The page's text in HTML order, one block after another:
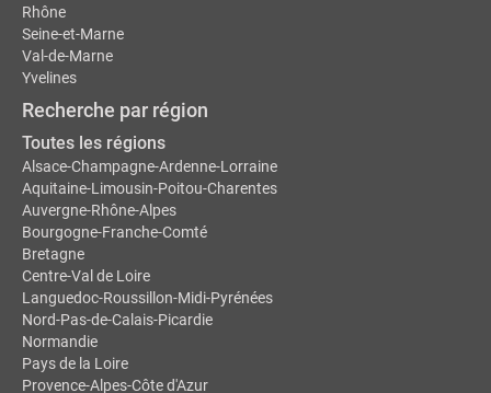
Rhône
Seine-et-Marne
Val-de-Marne
Yvelines
Recherche par région
Toutes les régions
Alsace-Champagne-Ardenne-Lorraine
Aquitaine-Limousin-Poitou-Charentes
Auvergne-Rhône-Alpes
Bourgogne-Franche-Comté
Bretagne
Centre-Val de Loire
Languedoc-Roussillon-Midi-Pyrénées
Nord-Pas-de-Calais-Picardie
Normandie
Pays de la Loire
Provence-Alpes-Côte d'Azur